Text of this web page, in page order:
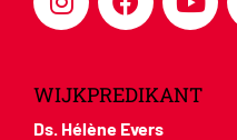
WIJKPREDIKANT
Ds. Hélène Evers